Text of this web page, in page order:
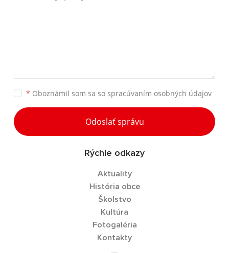
* Oboznámil som sa so spracúvaním osobných údajov
Odoslať správu
Rýchle odkazy
Aktuality
História obce
Školstvo
Kultúra
Fotogaléria
Kontakty